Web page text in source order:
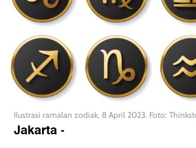
Ilustrasi ramalan zodiak, 8 April 2023. Foto:
Jakarta-